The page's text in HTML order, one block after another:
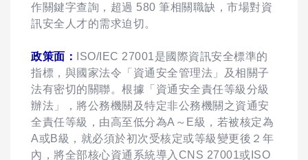
作關鍵字查詢，超過 580 筆相關職缺，市場對資
訊安全人才的需求迫切。
政策面：
ISO/IEC 27001是國際資訊安全標準的
指標，與國家法令「資通安全管理法」及相關子
法有密切的關聯。根據「資通安全責任等級分級
辦法」，將公務機關及特定非公務機關之資通安
全責任等級，由高至低分為A～E級，若被核定為
A或B級，就必須於初次受核定或等級變更後２年
內，將全部核心資通系統導入CNS 27001或ISO